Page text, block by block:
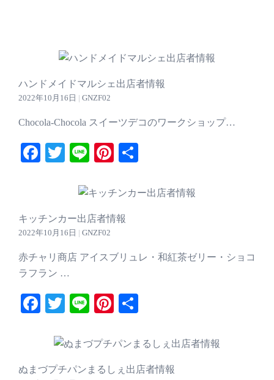
ハンドメイドマルシェ出店者情報
2022年10月16日 GNZF02
Chocola-Chocola スイーツデコのワークショップ…
Facebook
TwitterLinePinterest
キッチンカー出店者情報
2022年10月16日 GNZF02
赤チャリ商店 アイスブリュレ・和紅茶ゼリー・ショコ
ラフラン …
Facebook
TwitterLinePinterest
ぬまづプチパンまるしぇ出店者情報